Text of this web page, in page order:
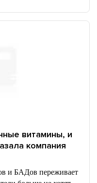
витамины, и
компания
и БАДов переживает